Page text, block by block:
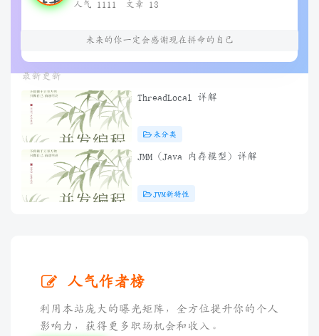
人气 1111 文章 13
未来的你一定会感谢现在拼命的自己
最新更新
ThreadLocal 详解
未分类
JMM（Java 内存模型）详解
JVM新特性
人气作者榜
利用本站庞大的曝光矩阵，全方位提升你的个人
影响力，获得更多职场机会和收入。